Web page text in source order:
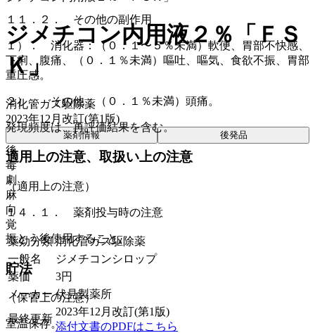
１１．２． その他の副作用
１）． 消化器：（０．１〜５％未満）軟便、胃部不快感、
下痢、腹痛、（０．１％未満）嘔吐、嘔気、食欲不振、胃部
重圧感。
２）． その他：（０．１％未満）頭痛。
発現頻度は、再評価結果を含む。
適用上の注意、取扱い上の注意
（適用上の注意）
１４．１． 薬剤投与時の注意
振とう後使用すること。
貯法
（保管上の注意）
室温保存。
ジメチコン内用液２％「ＦＳ
Ｋ」
消化管ガス駆除薬
2023年12月改訂(第1版)
薬剤情報 後発品
後
毒
劇
麻
向
覚
薬効分類 消化管ガス駆除薬
一般名
ジメチコンシロップ
薬価
3円
メーカー 伏見製薬所
最終更新
2023年12月改訂(第1版)
添付文書のPDFはこちら